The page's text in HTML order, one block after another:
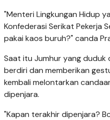
"Menteri Lingkungan Hidup
Konfederasi Serikat Pekerja
pakai kaos buruh?" canda
Saat itu Jumhur yang
berdiri dan memberikan
kembali melontarkan
dipenjara.
"Kapan terakhir dipenjara?